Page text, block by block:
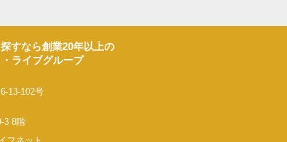
すなら創業20年以上の
ライブグループ
13-102号
3 8階